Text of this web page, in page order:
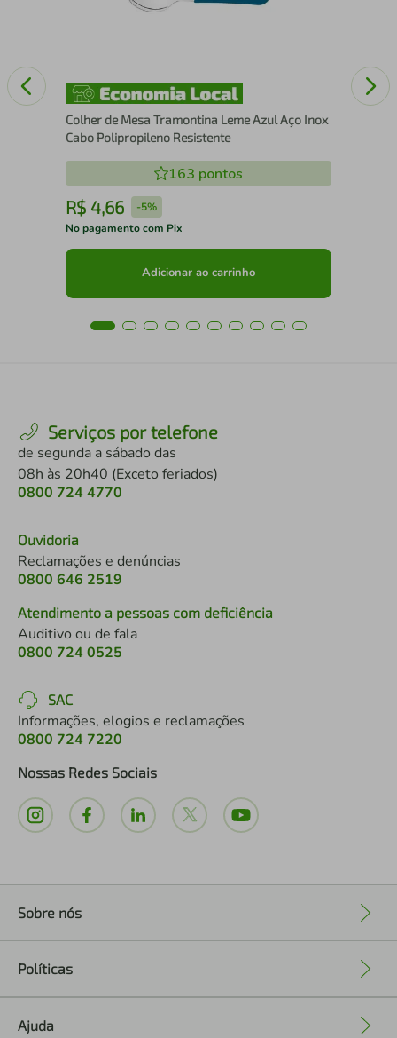
Colher de Mesa Tramontina Leme Azul Aço Inox
Cabo Polipropileno Resistente
163 pontos
R$ 4,66 -5%
No pagamento com Pix
Adicionar ao carrinho
Serviços por telefone
de segunda a sábado das
08h às 20h40 (Exceto feriados)
0800 724 4770
Ouvidoria
Reclamações e denúncias
0800 646 2519
Atendimento a pessoas com deficiência
Auditivo ou de fala
0800 724 0525
SAC
Informações, elogios e reclamações
0800 724 7220
Nossas Redes Sociais
Sobre nós
Políticas
Ajuda